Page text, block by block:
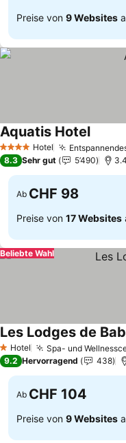
Preise von 9 Websites
4 Sterne Hotel
Aquatis HotelPreise
8.3 Sehr gut 5’490
Ab CHF 98
Preise von 17 Websites
Beliebte Wahl
1 Sterne
Hotel Spa- und
Les Lodges de
9.2 Hervorragend 438
Ab CHF 104
Preise von 9 Websites